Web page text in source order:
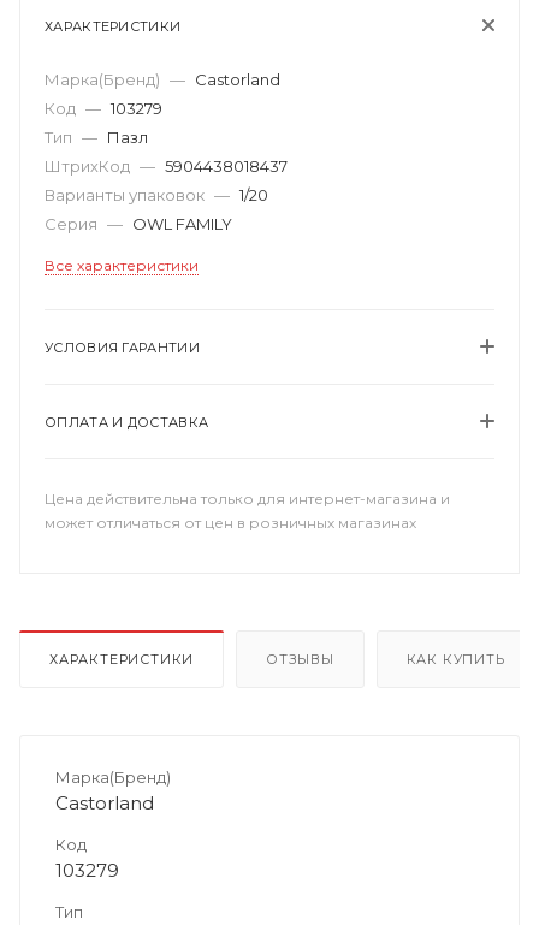
ХАРАКТЕРИСТИКИ
Марка(Бренд) — Castorland
Код — 103279
Тип — Пазл
ШтрихКод — 5904438018437
Варианты упаковок — 1/20
Серия — OWL FAMILY
Все характеристики
УСЛОВИЯ ГАРАНТИИ
ОПЛАТА И ДОСТАВКА
Цена действительна только для интернет-магазина и
может отличаться от цен в розничных магазинах
ХАРАКТЕРИСТИКИ ОТЗЫВЫ КАК КУПИТЬ
Марка(Бренд)
Castorland
Код
103279
Тип